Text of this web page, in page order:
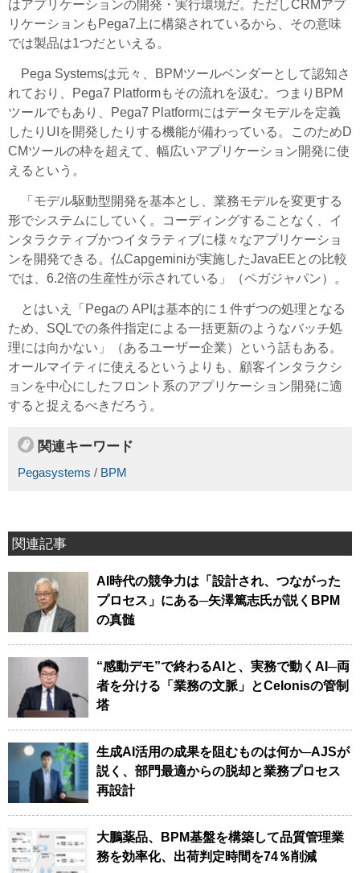
はアプリケーションの開発・実行環境だ。ただしCRMアプ
リケーションもPega7上に構築されているから、その意味
では製品は1つだといえる。
Pega Systemsは元々、BPMツールベンダーとして認知さ
れており、Pega7 Platformもその流れを汲む。つまりBPM
ツールでもあり、Pega7 Platformにはデータモデルを定義
したりUIを開発したりする機能が備わっている。このためD
CMツールの枠を超えて、幅広いアプリケーション開発に使
えるという。
「モデル駆動型開発を基本とし、業務モデルを変更する
形でシステムにしていく。コーディングすることなく、イ
ンタラクティブかつイタラティブに様々なアプリケーショ
ンを開発できる。仏Capgeminiが実施したJavaEEとの比較
では、6.2倍の生産性が示されている」（ペガジャパン）。
とはいえ「Pegaの APIは基本的に１件ずつの処理となる
ため、SQLでの条件指定による一括更新のようなバッチ処
理には向かない」（あるユーザー企業）という話もある。
オールマイティに使えるというよりも、顧客インタラクシ
ョンを中心にしたフロント系のアプリケーション開発に適
すると捉えるべきだろう。
関連キーワード
Pegasystems / BPM
関連記事
AI時代の競争力は「設計され、つながった
プロセス」にある─矢澤篤志氏が説くBPM
の真髄
“感動デモ”で終わるAIと、実務で動くAI─両
者を分ける「業務の文脈」とCelonisの管制
塔
生成AI活用の成果を阻むものは何か─AJSが
説く、部門最適からの脱却と業務プロセス
再設計
大鵬薬品、BPM基盤を構築して品質管理業
務を効率化、出荷判定時間を74％削減